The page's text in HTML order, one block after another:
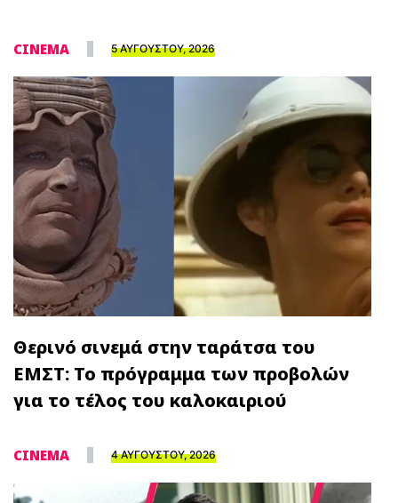
CINEMA 5 ΑΥΓΟΥΣΤΟΥ, 2026
Θερινό σινεμά στην ταράτσα του
ΕΜΣΤ: Το πρόγραμμα των προβολών
για το τέλος του καλοκαιριού
CINEMA 4 ΑΥΓΟΥΣΤΟΥ, 2026